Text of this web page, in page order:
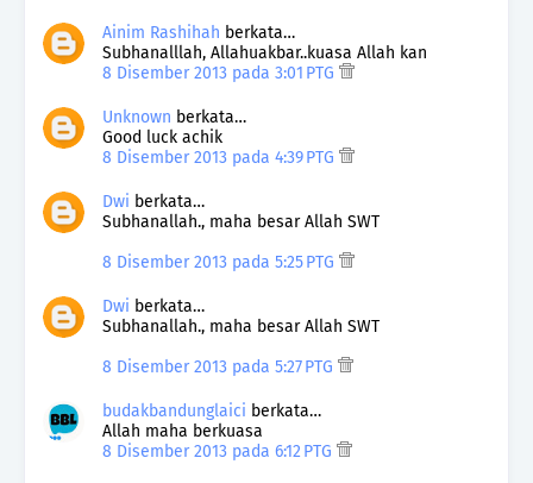
Ainim Rashihah berkata…
Subhanalllah, Allahuakbar..kuasa Allah kan
8 Disember 2013 pada 3:01 PTG
Unknown berkata…
Good luck achik
8 Disember 2013 pada 4:39 PTG
Dwi berkata…
Subhanallah., maha besar Allah SWT
8 Disember 2013 pada 5:25 PTG
Dwi berkata…
Subhanallah., maha besar Allah SWT
8 Disember 2013 pada 5:27 PTG
budakbandunglaici berkata…
Allah maha berkuasa
8 Disember 2013 pada 6:12 PTG